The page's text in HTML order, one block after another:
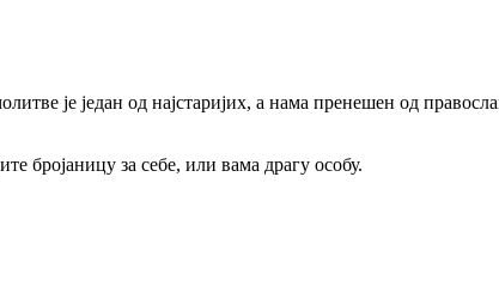
је један од најстаријих, а нама пренешен од
бројаницу за себе, или вама драгу особу.